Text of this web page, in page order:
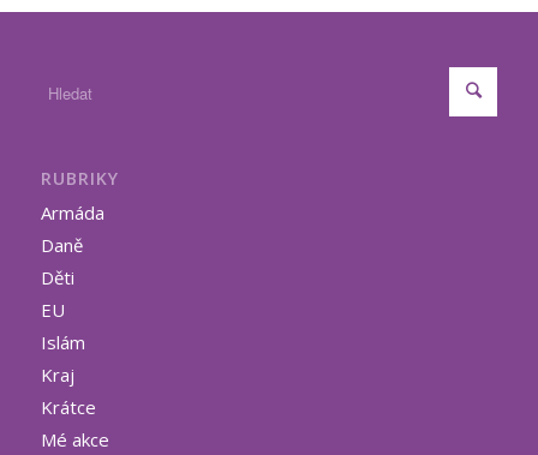
RUBRIKY
Armáda
Daně
Děti
EU
Islám
Kraj
Krátce
Mé akce